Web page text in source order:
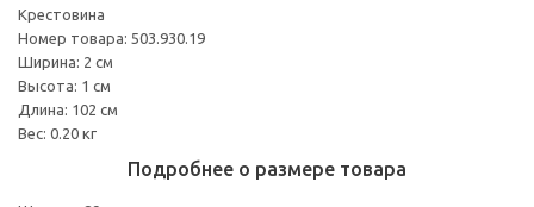
Крестовина
Номер товара: 503.930.19
Ширина: 2 см
Высота: 1 см
Длина: 102 см
Вес: 0.20 кг
Подробнее о размере товара